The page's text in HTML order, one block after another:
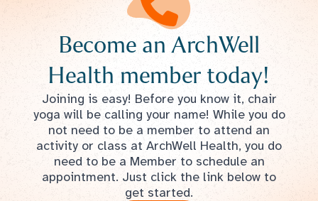
Become an ArchWell
Health member today!
Joining is easy! Before you know it, chair
yoga will be calling your name! While you do
not need to be a member to attend an
activity or class at ArchWell Health, you do
need to be a Member to schedule an
appointment. Just click the link below to
get started.